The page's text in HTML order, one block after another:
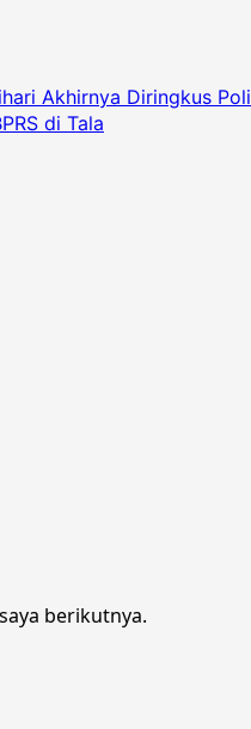
Akhirnya Diringkus
di Tala
berikutnya.